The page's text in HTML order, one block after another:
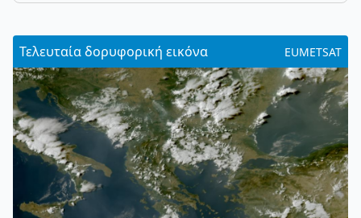
Τελευταία δορυφορική εικόνα EUMETSAT